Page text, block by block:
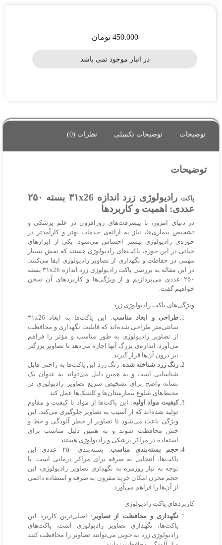
450.000 تومان
در انبار موجود نمی باشد
توضیحات توضیحات تکمیلی نظرات (0)
توضیحات
پاکت
رادیولوژی زرد اندازه ۳۱x26 بسته ۲۵۰
عددی: اهمیت و کاربردها
در دنیای امروز، با پیشرفت‌های روزافزون در علم پزشکی و
تشخیص بیماری‌ها، نیاز به ارائه‌ی خدمات بهتر و کارآمدتر در
حوزه‌ی رادیولوژی بیشتر احساس می‌شود. یکی از ابزارهای
حیاتی در این حوزه، پاکت‌های رادیولوژی هستند که نقش بسیار
مهمی در حفاظت و نگهداری از تصاویر رادیولوژی ایفا می‌کنند.
در این مقاله به بررسی پاکت رادیولوژی زرد اندازه ۳۱x26 بسته
۲۵۰ عددی می‌پردازیم و از ویژگی‌ها و کاربردهای آن سخن
خواهیم گفت.
ویژگی‌های پاکت رادیولوژی زرد
طراحی و ابعاد مناسب
: این پاکت‌ها به ابعاد ۳۱x26
سانتی‌متر طراحی شده‌اند که قابلیت نگهداری و محافظت
از تصاویر رادیولوژی به طور مناسب و مؤثر را فراهم
می‌آورد. اندازه‌ی بزرگ آنها اجازه می‌دهد تا تصاویر بزرگتر
نیز درون آن‌ها قرار گیرند.
رنگ زرد شناخته شده: رنگ زرد این پاکت‌ها به راحتی قابل
شناسایی است و به همین دلیل می‌تواند به عنوان یک
نشانه واضح برای تشخیص سریع تصاویر رادیولوژی در
محیط‌های شلوغ بیمارستان‌ها و کلینیک‌ها عمل کند.
کیفیت مواد اولیه: این پاکت‌ها از مواد با کیفیت و مقاوم
تولید شده‌اند که از آسیب به تصاویر جلوگیری می‌کند. این
ویژگی باعث می‌شود تا تصاویر از خطر آلودگی و خط و
خش محافظت شوند و به همین دلیل مناسب برای
استفاده در مراکز پزشکی و رادیولوژی هستند.
حجم بسته‌بندی مناسب
: بسته‌بندی ۲۵۰ عددی این
پاکت‌ها، انتخابی به صرفه برای مراکز درمانی است. با
توجه به نیاز روزمره به نگهداری تصاویر رادیولوژی، این
حجم مخزن امکان خرید مقرون به صرفه و استفاده دائمی
از آن‌ها را فراهم می‌آورد.
کاربردهای پاکت رادیولوژی
نگهداری و محافظت از تصاویر : اصلی‌ترین کاربرد این
پاکت‌ها، نگهداری تصاویر رادیولوژی است. پاکت‌های
رادیولوژی زرد به خوبی می‌توانند تصاویر را محافظت کنند